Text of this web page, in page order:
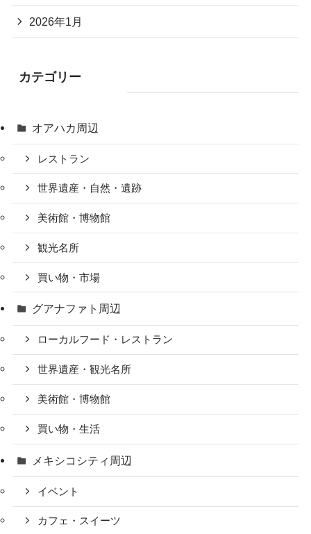
2026年1月
カテゴリー
オアハカ周辺
レストラン
世界遺産・自然・遺跡
美術館・博物館
観光名所
買い物・市場
グアナファト周辺
ローカルフード・レストラン
世界遺産・観光名所
美術館・博物館
買い物・生活
メキシコシティ周辺
イベント
カフェ・スイーツ